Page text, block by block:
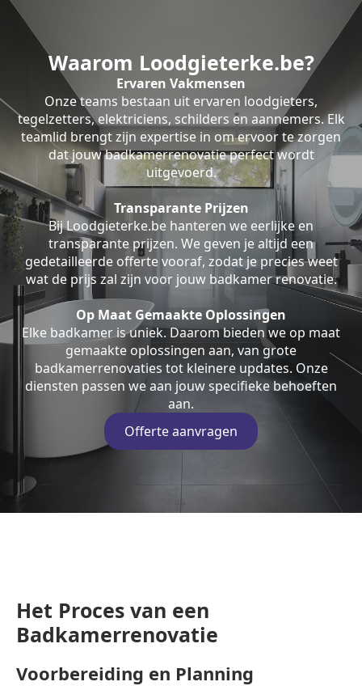
Waarom Loodgieterke.be?
Ervaren Vakmensen
Onze teams bestaan uit ervaren loodgieters,
tegelzetters, elektriciens, schilders en aannemers. Elk
teamlid brengt zijn expertise in om ervoor te zorgen
dat jouw badkamerrenovatie perfect wordt
uitgevoerd.
Transparante Prijzen
Bij Loodgieterke.be hanteren we eerlijke en
transparante prijzen. We geven je altijd een
gedetailleerde offerte vooraf, zodat je precies weet
wat de prijs zal zijn voor jouw badkamer renovatie.
Op Maat Gemaakte Oplossingen
Elke badkamer is uniek. Daarom bieden we op maat
gemaakte oplossingen aan, van grote
badkamerrenovaties tot kleinere updates. Onze
diensten passen we aan jouw specifieke behoeften
aan.
Offerte aanvragen
Het Proces van een
Badkamerrenovatie
Voorbereiding en Planning